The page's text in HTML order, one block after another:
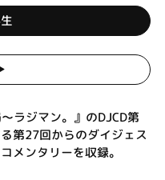
ラジマン。』のDJCD第
第27回からのダイジェス
メンタリーを収録。